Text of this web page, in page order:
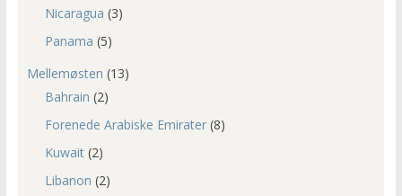
Nicaragua (3)
Panama (5)
Mellemøsten (13)
Bahrain (2)
Forenede Arabiske Emirater(8)
Kuwait(2)
Libanon (2)